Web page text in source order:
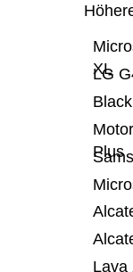
Lava
Plus
LG
XL